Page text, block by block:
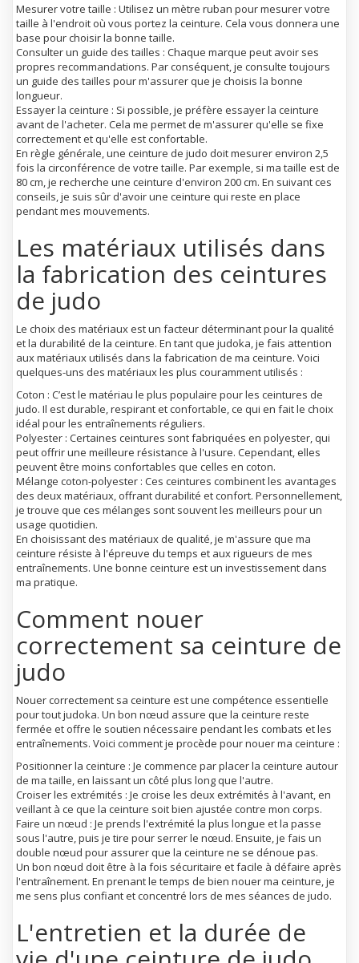
Mesurer votre taille : Utilisez un mètre ruban pour mesurer votre
taille à l'endroit où vous portez la ceinture. Cela vous donnera une
base pour choisir la bonne taille.
Consulter un guide des tailles : Chaque marque peut avoir ses
propres recommandations. Par conséquent, je consulte toujours
un guide des tailles pour m'assurer que je choisis la bonne
longueur.
Essayer la ceinture : Si possible, je préfère essayer la ceinture
avant de l'acheter. Cela me permet de m'assurer qu'elle se fixe
correctement et qu'elle est confortable.
En règle générale, une ceinture de judo doit mesurer environ 2,5
fois la circonférence de votre taille. Par exemple, si ma taille est de
80 cm, je recherche une ceinture d'environ 200 cm. En suivant ces
conseils, je suis sûr d'avoir une ceinture qui reste en place
pendant mes mouvements.
Les matériaux utilisés dans
la fabrication des ceintures
de judo
Le choix des matériaux est un facteur déterminant pour la qualité
et la durabilité de la ceinture. En tant que judoka, je fais attention
aux matériaux utilisés dans la fabrication de ma ceinture. Voici
quelques-uns des matériaux les plus couramment utilisés :
Coton : C’est le matériau le plus populaire pour les ceintures de
judo. Il est durable, respirant et confortable, ce qui en fait le choix
idéal pour les entraînements réguliers.
Polyester : Certaines ceintures sont fabriquées en polyester, qui
peut offrir une meilleure résistance à l'usure. Cependant, elles
peuvent être moins confortables que celles en coton.
Mélange coton-polyester : Ces ceintures combinent les avantages
des deux matériaux, offrant durabilité et confort. Personnellement,
je trouve que ces mélanges sont souvent les meilleurs pour un
usage quotidien.
En choisissant des matériaux de qualité, je m'assure que ma
ceinture résiste à l'épreuve du temps et aux rigueurs de mes
entraînements. Une bonne ceinture est un investissement dans
ma pratique.
Comment nouer
correctement sa ceinture de
judo
Nouer correctement sa ceinture est une compétence essentielle
pour tout judoka. Un bon nœud assure que la ceinture reste
fermée et offre le soutien nécessaire pendant les combats et les
entraînements. Voici comment je procède pour nouer ma ceinture :
Positionner la ceinture : Je commence par placer la ceinture autour
de ma taille, en laissant un côté plus long que l'autre.
Croiser les extrémités : Je croise les deux extrémités à l'avant, en
veillant à ce que la ceinture soit bien ajustée contre mon corps.
Faire un nœud : Je prends l'extrémité la plus longue et la passe
sous l'autre, puis je tire pour serrer le nœud. Ensuite, je fais un
double nœud pour assurer que la ceinture ne se dénoue pas.
Un bon nœud doit être à la fois sécuritaire et facile à défaire après
l'entraînement. En prenant le temps de bien nouer ma ceinture, je
me sens plus confiant et concentré lors de mes séances de judo.
L'entretien et la durée de